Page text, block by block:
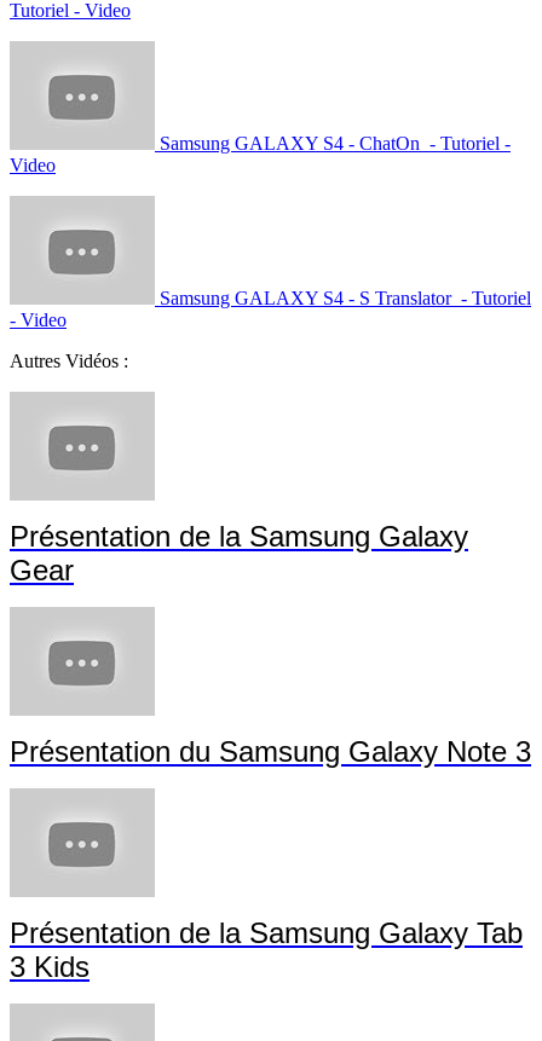
Tutoriel - Video
Samsung GALAXY S4 - ChatOn - Tutoriel -
Video
Samsung GALAXY S4 - S Translator - Tutoriel
- Video
Autres Vidéos :
Présentation de la Samsung Galaxy
Gear
Présentation du Samsung Galaxy Note 3
Présentation de la Samsung Galaxy Tab
3 Kids